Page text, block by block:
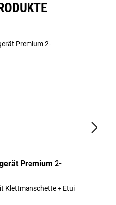
Premium 2-
Klettmanschette + Etui